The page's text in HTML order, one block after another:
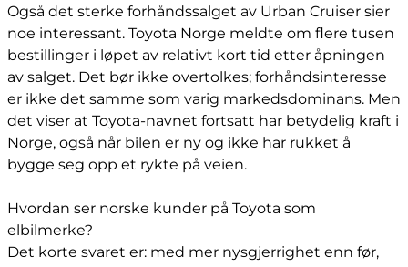
Også det sterke forhåndssalget av Urban Cruiser sier
noe interessant. Toyota Norge meldte om flere tusen
bestillinger i løpet av relativt kort tid etter åpningen
av salget. Det bør ikke overtolkes; forhåndsinteresse
er ikke det samme som varig markedsdominans. Men
det viser at Toyota-navnet fortsatt har betydelig kraft i
Norge, også når bilen er ny og ikke har rukket å
bygge seg opp et rykte på veien.
Hvordan ser norske kunder på Toyota som
elbilmerke?
Det korte svaret er: med mer nysgjerrighet enn før,